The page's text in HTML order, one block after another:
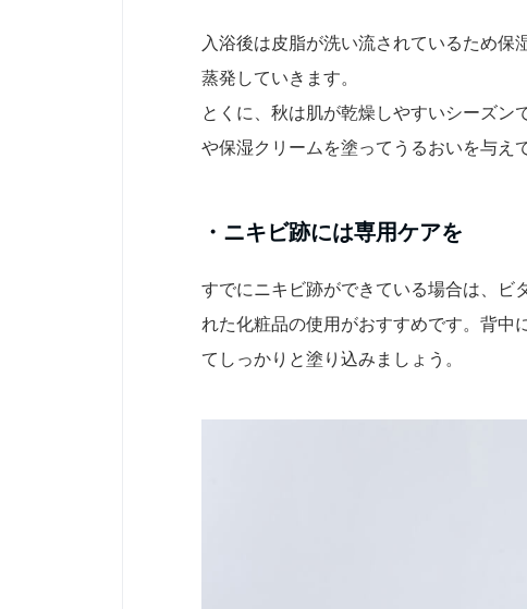
入浴後は皮脂が洗い流されているため
蒸発していきます。
とくに、秋は肌が乾燥しやすいシーズン
や保湿クリームを塗ってうるおいを与え
・ニキビ跡には専用ケアを
すでにニキビ跡ができている場合は、ビ
れた化粧品の使用がおすすめです。背中
てしっかりと塗り込みましょう。